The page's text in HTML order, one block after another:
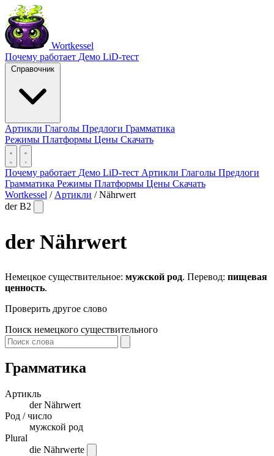
Wortkessel
Почему работает Демо LiD-тест
Справочник
Артикли Глаголы Предлоги Грамматика
Режимы Платформы Цены Скачать
Почему работает Демо LiD-тест Артикли Глаголы Предлоги
Грамматика Режимы Платформы Цены Скачать
Wortkessel / Артикли / Nährwert
derB2
derNährwert
Немецкое существительное: мужской род. Перевод: пищевая
ценность.
Проверить другое слово
Поиск немецкого существительного
Грамматика
Артикль
derNährwert
Род / число
мужской род
Plural
die Nährwerte